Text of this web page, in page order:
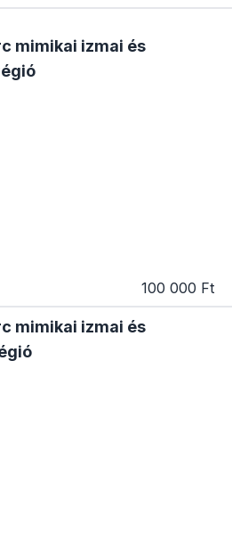
mimikai izmai és
100 000 Ft
mimikai izmai és